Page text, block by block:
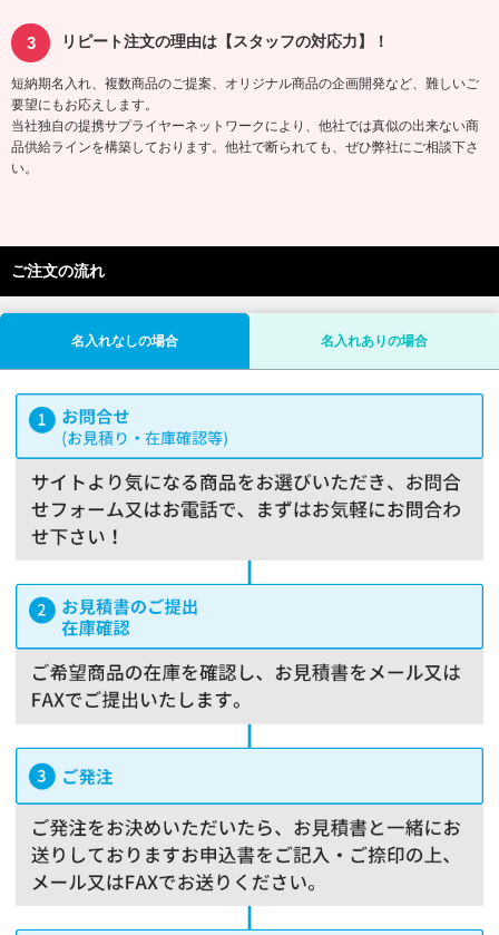
リピート注文の理由は【スタッフの対応力】！
短納期名入れ、複数商品のご提案、オリジナル商品の企画開発など、難しいご
要望にもお応えします。
当社独自の提携サプライヤーネットワークにより、他社では真似の出来ない商
品供給ラインを構築しております。他社で断られても、ぜひ弊社にご相談下さ
い。
ご注文の流れ
名入れなしの場合 名入れありの場合